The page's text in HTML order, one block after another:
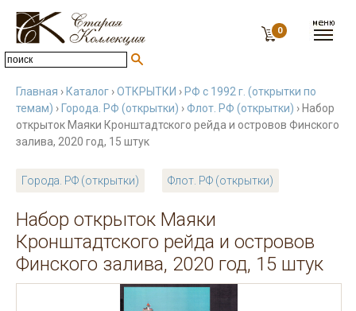
0
Главная › Каталог ›ОТКРЫТКИ › РФ с 1992 г. (открытки по
темам) › Города. РФ (открытки) ›Флот. РФ (открытки) › Набор
открыток Маяки Кронштадтского рейда и островов Финского
залива, 2020 год, 15 штук
Города. РФ (открытки) Флот. РФ (открытки)
Набор открыток Маяки
Кронштадтского рейда и островов
Финского залива, 2020 год, 15 штук